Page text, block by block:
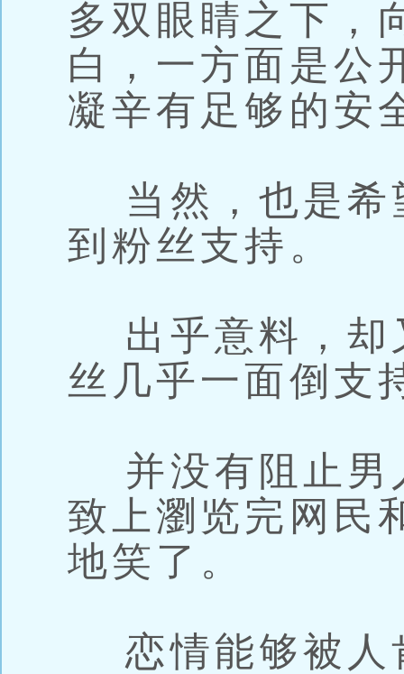
多双眼睛之下，
白，一方面是公
凝辛有足够的安
当然，也是希
到粉丝支持。
出乎意料，却
丝几乎一面倒支
并没有阻止男
致上瀏览完网民
地笑了。
恋情能够被人